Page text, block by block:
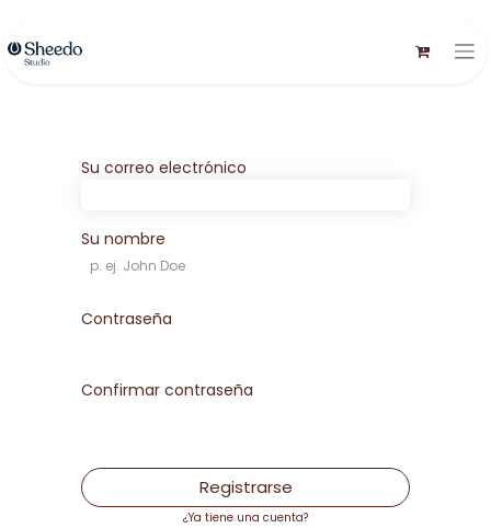
Su correo electrónico
Su nombre
Contraseña
Confirmar contraseña
Registrarse
¿Ya tiene una cuenta?